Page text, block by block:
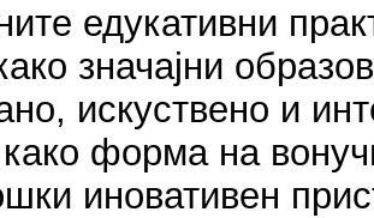
едукативни
значајни
искуствено и
како форма на
иновативен